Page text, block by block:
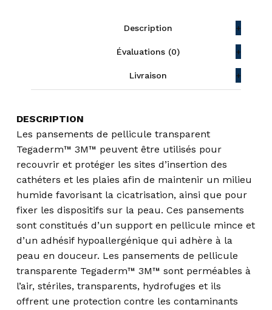
Description
Évaluations (0)
Livraison
DESCRIPTION
Les pansements de pellicule transparent
Tegaderm™ 3M™ peuvent être utilisés pour
recouvrir et protéger les sites d’insertion des
cathéters et les plaies afin de maintenir un milieu
humide favorisant la cicatrisation, ainsi que pour
fixer les dispositifs sur la peau. Ces pansements
sont constitués d’un support en pellicule mince et
d’un adhésif hypoallergénique qui adhère à la
peau en douceur. Les pansements de pellicule
transparente Tegaderm™ 3M™ sont perméables à
l’air, stériles, transparents, hydrofuges et ils
offrent une protection contre les contaminants